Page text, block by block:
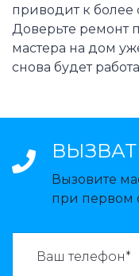
приводит к
Доверьте ремонт
мастера на дом
снова будет
Вызовите
при первом